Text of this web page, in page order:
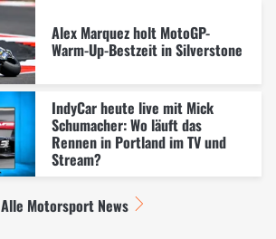
Alex Marquez holt MotoGP-
Warm-Up-Bestzeit in Silverstone
IndyCar heute live mit Mick
Schumacher: Wo läuft das
Rennen in Portland im TV und
Stream?
Alle Motorsport News